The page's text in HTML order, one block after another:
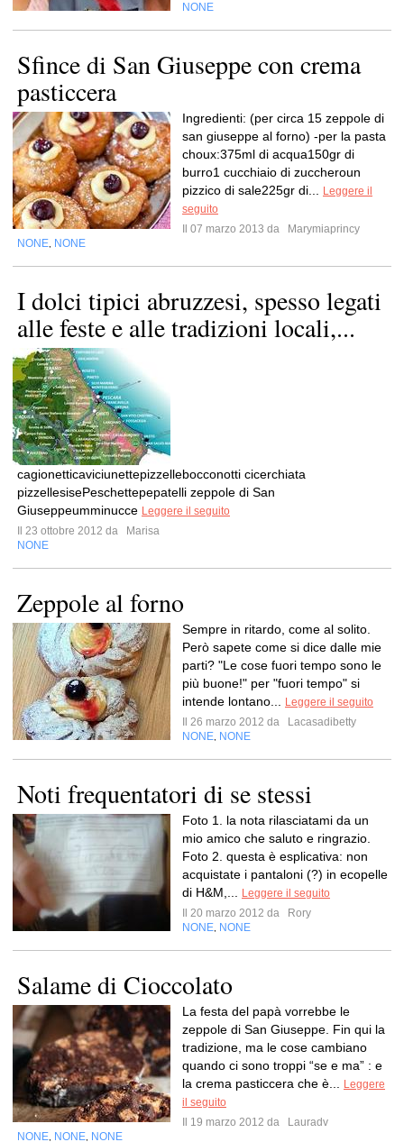
NONE
Sfince di San Giuseppe con crema
pasticcera
Ingredienti: (per circa 15 zeppole di
san giuseppe al forno) -per la pasta
choux:375ml di acqua150gr di
burro1 cucchiaio di zuccheroun
pizzico di sale225gr di...
Leggere il
seguito
Il 07 marzo 2013 da
Marymiaprincy
NONE NONE
I dolci tipici abruzzesi, spesso legati
alle feste e alle tradizioni locali,...
cagionetticaviciunettepizzellebocconotti cicerchiata
pizzellesisePeschettepepatelli zeppole di San
Giuseppeumminucce Leggere il seguito
Il 23 ottobre 2012 da
Marisa
NONE
Zeppole al forno
Sempre in ritardo, come al solito.
Però sapete come si dice dalle mie
parti? "Le cose fuori tempo sono le
più buone!" per "fuori tempo" si
intende lontano...
Leggere il seguito
Il 26 marzo 2012 da
Lacasadibetty
NONE NONE
Noti frequentatori di se stessi
Foto 1. la nota rilasciatami da un
mio amico che saluto e ringrazio.
Foto 2. questa è esplicativa: non
acquistate i pantaloni (?) in ecopelle
di H&M,...
Leggere il seguito
Il 20 marzo 2012 da
Rory
NONE NONE
Salame di Cioccolato
La festa del papà vorrebbe le
zeppole di San Giuseppe. Fin qui la
tradizione, ma le cose cambiano
quando ci sono troppi “se e ma” : e
la crema pasticcera che è...
Leggere
il seguito
Il 19 marzo 2012 da
Lauradv
NONE NONE NONE